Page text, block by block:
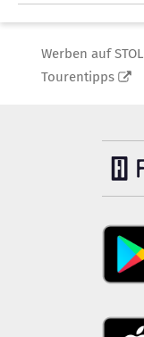
Werben auf STOL
Tourentipps